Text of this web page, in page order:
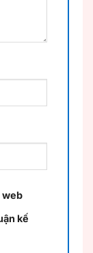
web
kế